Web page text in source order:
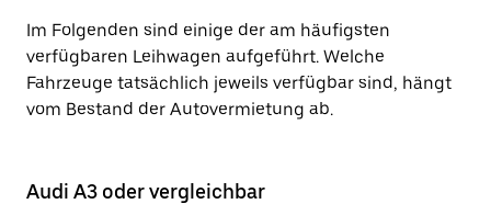
Im Folgenden sind einige der am häufigsten
verfügbaren Leihwagen aufgeführt. Welche
Fahrzeuge tatsächlich jeweils verfügbar sind, hängt
vom Bestand der Autovermietung ab.
Audi A3 oder vergleichbar